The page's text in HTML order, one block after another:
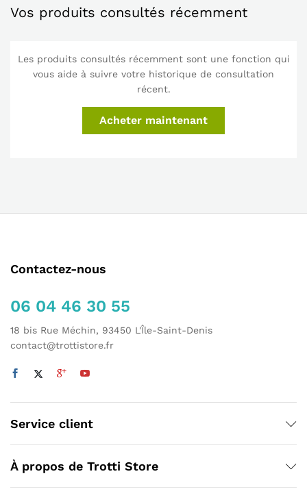
Vos produits consultés récemment
Les produits consultés récemment sont une fonction qui
vous aide à suivre votre historique de consultation
récent.
Acheter maintenant
Contactez-nous
06 04 46 30 55
18 bis Rue Méchin, 93450 L'Île-Saint-Denis
contact@trottistore.fr
Service client
À propos de Trotti Store